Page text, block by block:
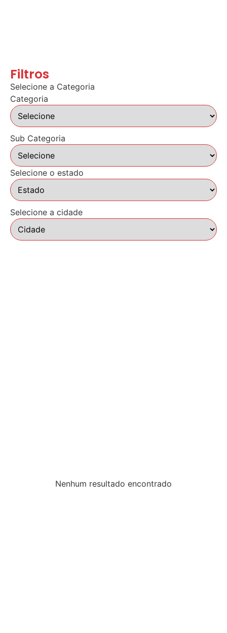
Filtros
Selecione a Categoria
Categoria
Sub Categoria
Selecione o estado
Selecione a cidade
Nenhum resultado encontrado